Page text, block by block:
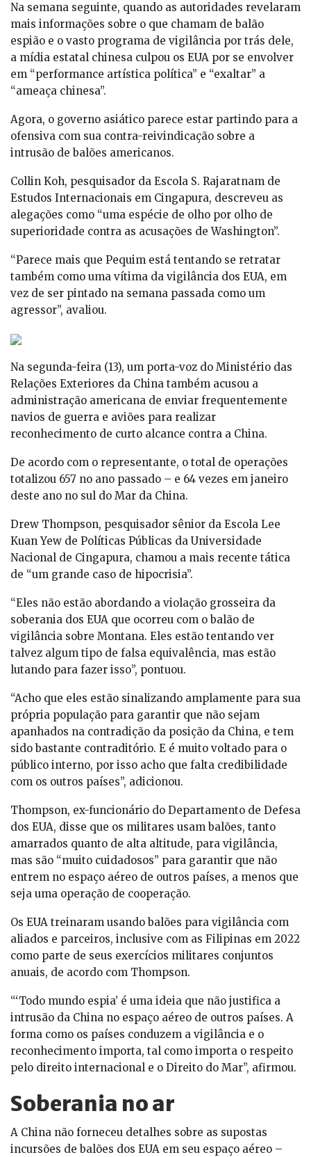
Na semana seguinte, quando as autoridades revelaram
mais informações sobre o que chamam de balão
espião e o vasto programa de vigilância por trás dele,
a mídia estatal chinesa culpou os EUA por se envolver
em “performance artística política” e “exaltar” a
“ameaça chinesa”.
Agora, o governo asiático parece estar partindo para a
ofensiva com sua contra-reivindicação sobre a
intrusão de balões americanos.
Collin Koh, pesquisador da Escola S. Rajaratnam de
Estudos Internacionais em Cingapura, descreveu as
alegações como “uma espécie de olho por olho de
superioridade contra as acusações de Washington”.
“Parece mais que Pequim está tentando se retratar
também como uma vítima da vigilância dos EUA, em
vez de ser pintado na semana passada como um
agressor”, avaliou.
Na segunda-feira (13), um porta-voz do Ministério das
Relações Exteriores da China também acusou a
administração americana de enviar frequentemente
navios de guerra e aviões para realizar
reconhecimento de curto alcance contra a China.
De acordo com o representante, o total de operações
totalizou 657 no ano passado – e 64 vezes em janeiro
deste ano no sul do Mar da China.
Drew Thompson, pesquisador sênior da Escola Lee
Kuan Yew de Políticas Públicas da Universidade
Nacional de Cingapura, chamou a mais recente tática
de “um grande caso de hipocrisia”.
“Eles não estão abordando a violação grosseira da
soberania dos EUA que ocorreu com o balão de
vigilância sobre Montana. Eles estão tentando ver
talvez algum tipo de falsa equivalência, mas estão
lutando para fazer isso”, pontuou.
“Acho que eles estão sinalizando amplamente para sua
própria população para garantir que não sejam
apanhados na contradição da posição da China, e tem
sido bastante contraditório. E é muito voltado para o
público interno, por isso acho que falta credibilidade
com os outros países”, adicionou.
Thompson, ex-funcionário do Departamento de Defesa
dos EUA, disse que os militares usam balões, tanto
amarrados quanto de alta altitude, para vigilância,
mas são “muito cuidadosos” para garantir que não
entrem no espaço aéreo de outros países, a menos que
seja uma operação de cooperação.
Os EUA treinaram usando balões para vigilância com
aliados e parceiros, inclusive com as Filipinas em 2022
como parte de seus exercícios militares conjuntos
anuais, de acordo com Thompson.
“‘Todo mundo espia’ é uma ideia que não justifica a
intrusão da China no espaço aéreo de outros países. A
forma como os países conduzem a vigilância e o
reconhecimento importa, tal como importa o respeito
pelo direito internacional e o Direito do Mar”, afirmou.
Soberania no ar
A China não forneceu detalhes sobre as supostas
incursões de balões dos EUA em seu espaço aéreo –